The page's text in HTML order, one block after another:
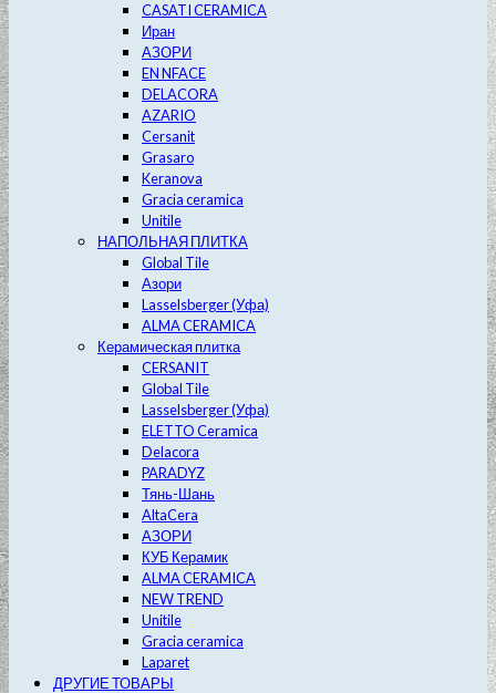
CASATI CERAMICA
Иран
АЗОРИ
EN NFACE
DELACORA
AZARIO
Cersanit
Grasaro
Keranova
Gracia ceramica
Unitile
НАПОЛЬНАЯ ПЛИТКА
Global Tile
Азори
Lasselsberger (Уфа)
ALMA CERAMICA
Керамическая плитка
CERSANIT
Global Tile
Lasselsberger (Уфа)
ELETTO Ceramica
Delacora
PARADYZ
Тянь-Шань
AltaCera
АЗОРИ
КУБ Керамик
ALMA CERAMICA
NEW TREND
Unitile
Gracia ceramica
Laparet
ДРУГИЕ ТОВАРЫ